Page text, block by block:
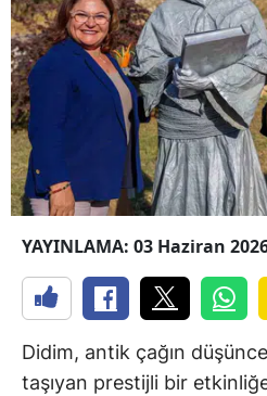
YAYINLAMA: 03 Haziran
Didim, antik çağın
taşıyan prestijli bir